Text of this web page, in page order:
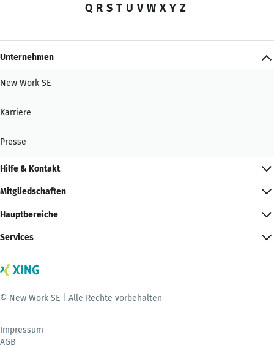
Q R S T U V W X Y Z
Unternehmen
New Work SE
Karriere
Presse
Hilfe & Kontakt
Mitgliedschaften
Hauptbereiche
Services
© New Work SE | Alle Rechte vorbehalten
Impressum
AGB